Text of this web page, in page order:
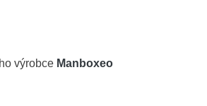
výrobce Manboxeo